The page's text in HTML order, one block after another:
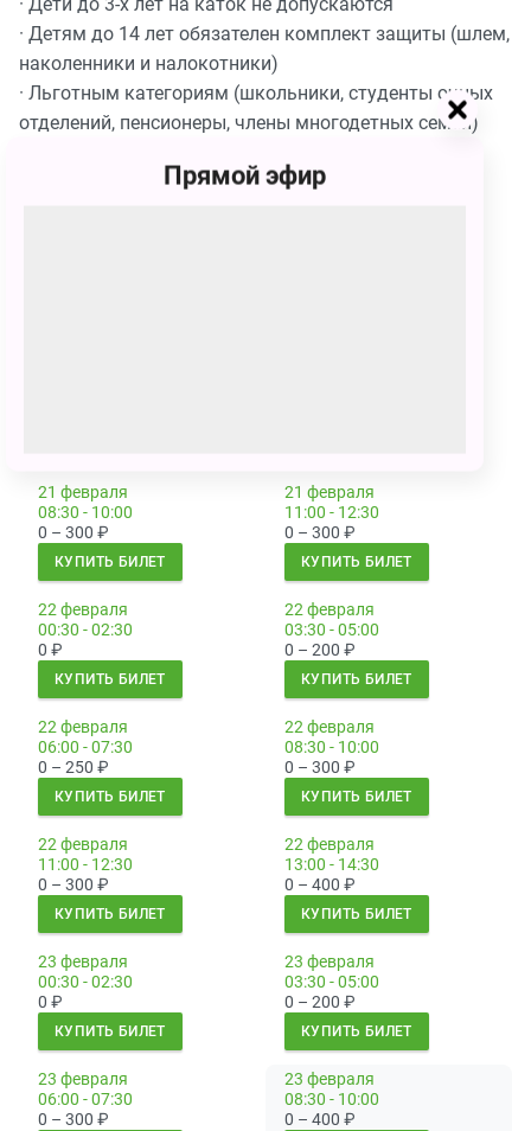
· Дети до 3-х лет на каток не допускаются
· Детям до 14 лет обязателен комплект защиты (шлем,
наколенники и налокотники)
· Льготным категориям (школьники, студенты очных
отделений, пенсионеры, члены многодетных семей)
оформляются только в кассе катка
21 февраля
08:30 - 10:00
0 – 300 ₽
КУПИТЬ БИЛЕТ
21 февраля
11:00 - 12:30
0 – 300 ₽
КУПИТЬ БИЛЕТ
22 февраля
00:30 - 02:30
0 ₽
КУПИТЬ БИЛЕТ
22 февраля
03:30 - 05:00
0 – 200 ₽
КУПИТЬ БИЛЕТ
22 февраля
06:00 - 07:30
0 – 250 ₽
КУПИТЬ БИЛЕТ
22 февраля
08:30 - 10:00
0 – 300 ₽
КУПИТЬ БИЛЕТ
22 февраля
11:00 - 12:30
0 – 300 ₽
КУПИТЬ БИЛЕТ
22 февраля
13:00 - 14:30
0 – 400 ₽
КУПИТЬ БИЛЕТ
23 февраля
00:30 - 02:30
0 ₽
КУПИТЬ БИЛЕТ
23 февраля
03:30 - 05:00
0 – 200 ₽
КУПИТЬ БИЛЕТ
23 февраля
06:00 - 07:30
0 – 300 ₽
23 февраля
08:30 - 10:00
0 – 400 ₽
Прямой эфир